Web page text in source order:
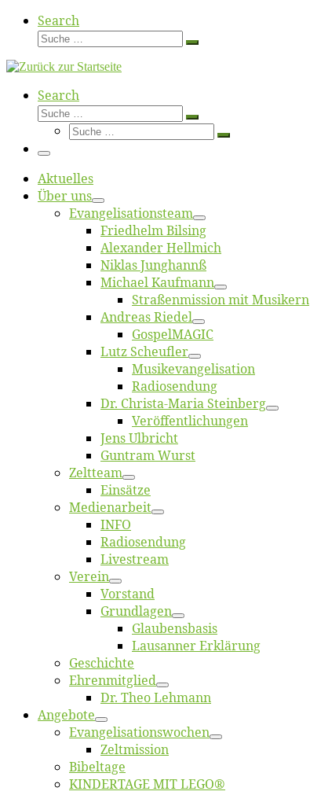
Search
Suche
Suche
Search
Suche
Suche
Suche
Suche
Menü
Ak­tu­el­les
Über uns
Evangelisa­tions­team
Fried­helm Bilsing
Alex­an­der Hellmich
Ni­klas Junghannß
Mi­cha­el Kaufmann
Straßenmis­sion mit Musikern
An­dre­as Riedel
Gos­pel­MA­GIC
Lutz Scheuf­ler
Musikevan­ge­li­sa­tion
Ra­dio­sen­dung
Dr. Chris­­ta-Ma­ria Steinberg
Ver­öf­fent­li­chun­gen
Jens Ulb­richt
Gun­tram Wurst
Zelt­team
Ein­sät­ze
Me­di­en­ar­beit
INFO
Ra­dio­sen­dung
Live­stream
Ver­ein
Vor­stand
Grund­la­gen
Glaubens­ba­sis
Lausan­ner Erklärung
Ge­schich­te
Eh­ren­mit­glied
Dr. Theo Lehmann
An­ge­bo­te
Evangelisa­tions­wo­chen
Zelt­mis­si­on
Bi­bel­ta­ge
KINDERTAGE MIT LEGO®